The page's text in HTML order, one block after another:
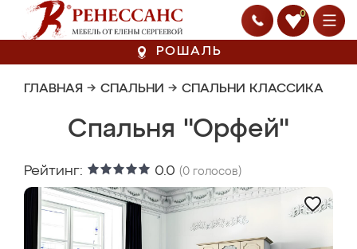
0
РОШАЛЬ
ГЛАВНАЯ → СПАЛЬНИ → СПАЛЬНИ КЛАССИКА
Спальня "Орфей"
Рейтинг: 0.0 (0 голосов)